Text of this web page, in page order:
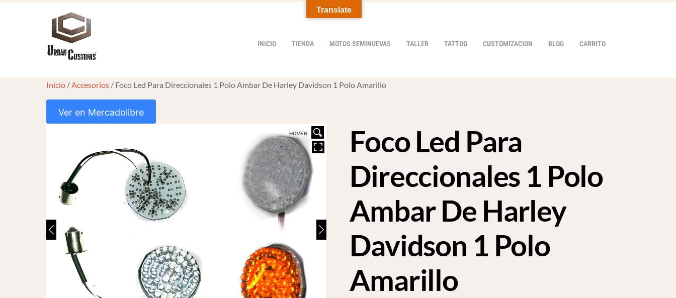
INICIO TIENDA MOTOS SEMINUEVAS TALLER TATTOO CUSTOMIZACION BLOG CARRITO
Inicio /Accesorios / Foco Led Para Direccionales 1 Polo Ambar De Harley Davidson 1 Polo Amarillo
Ver en Mercadolibre
HOVER
Foco Led Para
Direccionales 1 Polo
Ambar De Harley
Davidson 1 Polo
Amarillo
Translate